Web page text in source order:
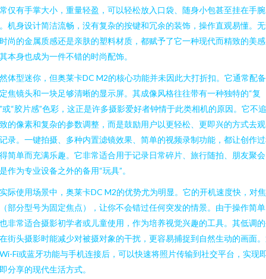
仅有手掌大小，重量轻盈，可以轻松放入口袋、随身小包甚至挂在手腕
机身设计简洁流畅，没有复杂的按键和冗余的装饰，操作直观易懂。
尚的金属质感还是亲肤的塑料材质，都赋予了它一种现代而精致的美
本身也成为一件不错的时尚配饰。
体型迷你，但奥莱卡DC M2的核心功能并未因此大打折扣。它通常配
焦镜头和一块足够清晰的显示屏。其成像风格往往带有一种独特的“复
或“胶片感”色彩，这正是许多摄影爱好者钟情于此类相机的原因。它不
的像素和复杂的参数调整，而是鼓励用户以更轻松、更即兴的方式去
录。一键拍摄、多种内置滤镜效果、简单的视频录制功能，都让创作
简单而充满乐趣。它非常适合用于记录日常碎片、旅行随拍、朋友聚
作为专业设备之外的备用“玩具”。
际使用场景中，奥莱卡DC M2的优势尤为明显。它的开机速度快，对
部分型号为固定焦点），让你不会错过任何突发的情景。由于操作简
非常适合摄影初学者或儿童使用，作为培养视觉兴趣的工具。其低调
街头摄影时能减少对被摄对象的干扰，更容易捕捉到自然生动的画面
Fi或蓝牙功能与手机连接后，可以快速将照片传输到社交平台，实现
分享的现代生活方式。